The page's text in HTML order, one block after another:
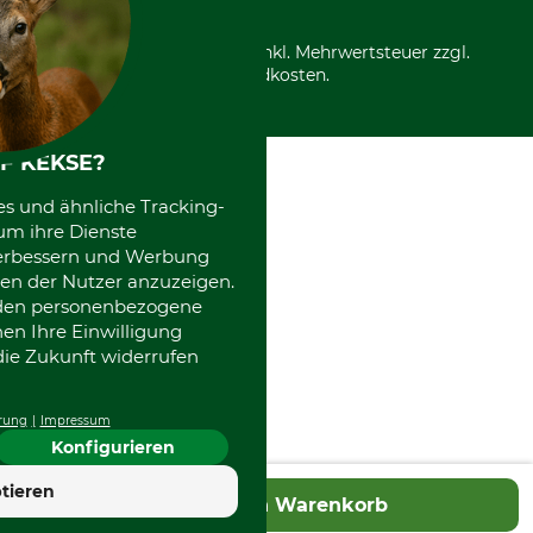
In den Warenkorb
Nachhaltigkeit
Entsorgung und Umwelt
Datenschutz Print
Über uns
Community
International
Kooperationen
Alle Preise in Euro und inkl. Mehrwertsteuer zzgl.
Versandkosten.
KEKSE?
und ähnliche Tracking-
ihre Dienste
und Werbung
der Nutzer anzuzeigen.
personenbezogene
Ihre Einwilligung
Zukunft widerrufen
Impressum
Konfigurieren